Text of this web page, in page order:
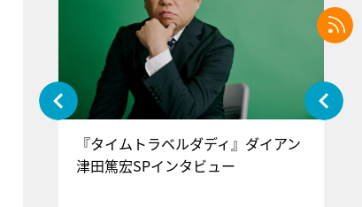
『タイムトラベルダディ』ダイアン
津田篤宏SPインタビュー